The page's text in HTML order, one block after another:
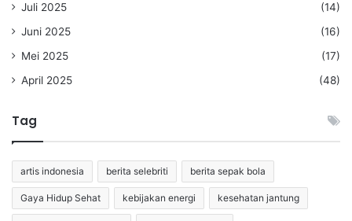
Juli 2025
(14)
Juni 2025
(16)
Mei 2025
(17)
April 2025
(48)
Tag
artis indonesia berita selebriti berita sepak bola
Gaya Hidup Sehat kebijakan energi kesehatan jantung